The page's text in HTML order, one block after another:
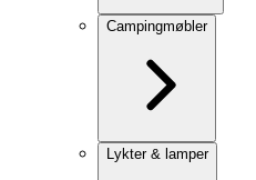
Campingmøbler
Lykter & lamper